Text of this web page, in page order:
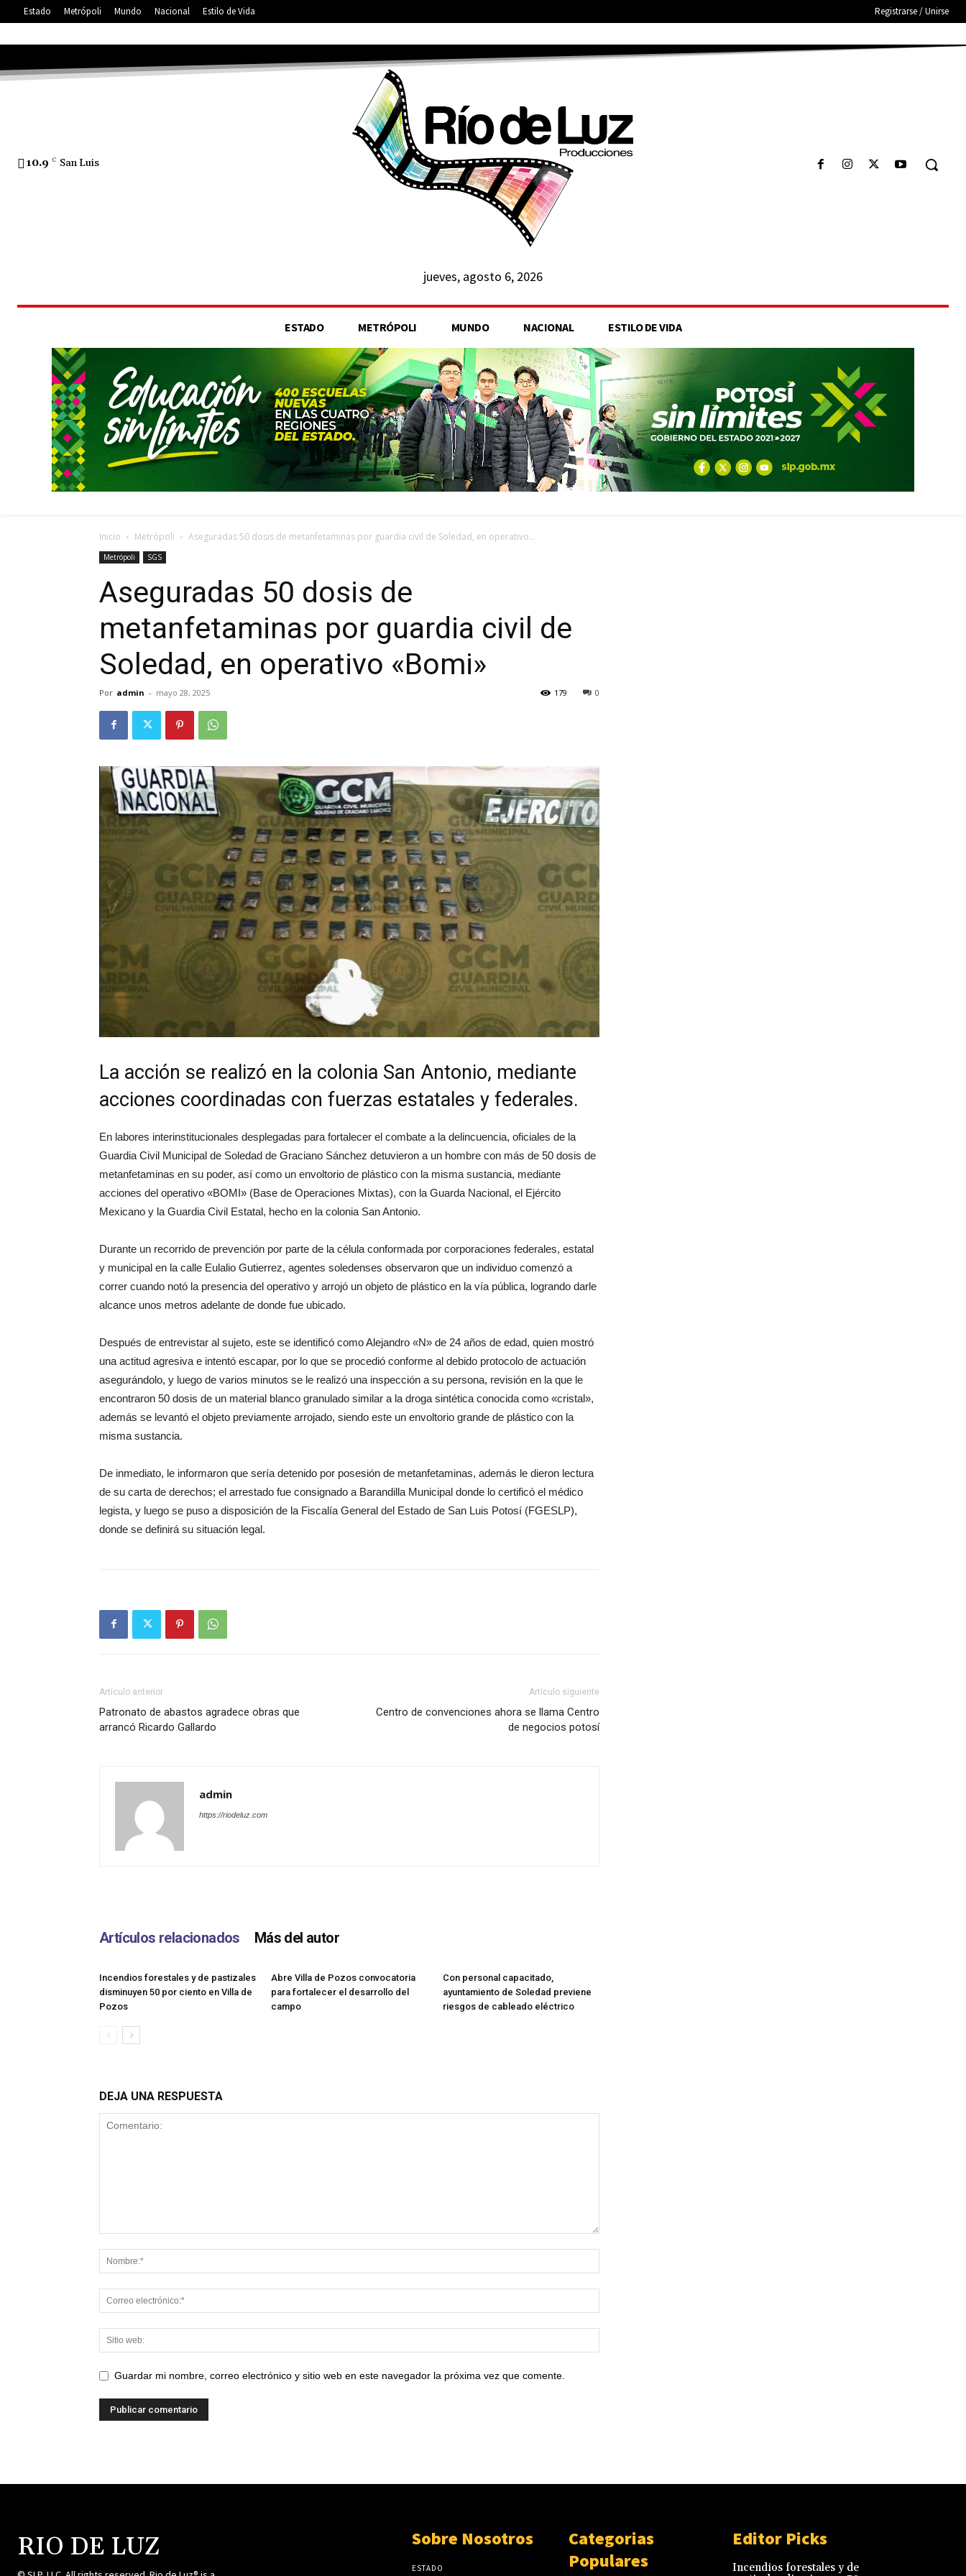
Estado Metrópoli Mundo Nacional Estilo de Vida Registrarse / Unirse
10.9 C San Luis
jueves, agosto 6, 2026
ESTADO METRÓPOLI MUNDO NACIONAL ESTILO DE VIDA
Inicio Metrópoli Aseguradas 50 dosis de metanfetaminas por guardia civil de Soledad, en operativo...
Metrópoli SGS
Aseguradas 50 dosis de
metanfetaminas por guardia civil de
Soledad, en operativo «Bomi»
Por admin - mayo 28, 2025 0
179
La acción se realizó en la colonia San Antonio, mediante
acciones coordinadas con fuerzas estatales y federales.
En labores interinstitucionales desplegadas para fortalecer el combate a la delincuencia, oficiales de la
Guardia Civil Municipal de Soledad de Graciano Sánchez detuvieron a un hombre con más de 50 dosis de
metanfetaminas en su poder, así como un envoltorio de plástico con la misma sustancia, mediante
acciones del operativo «BOMI» (Base de Operaciones Mixtas), con la Guarda Nacional, el Ejército
Mexicano y la Guardia Civil Estatal, hecho en la colonia San Antonio.
Durante un recorrido de prevención por parte de la célula conformada por corporaciones federales, estatal
y municipal en la calle Eulalio Gutierrez, agentes soledenses observaron que un individuo comenzó a
correr cuando notó la presencia del operativo y arrojó un objeto de plástico en la vía pública, logrando darle
alcance unos metros adelante de donde fue ubicado.
Después de entrevistar al sujeto, este se identificó como Alejandro «N» de 24 años de edad, quien mostró
una actitud agresiva e intentó escapar, por lo que se procedió conforme al debido protocolo de actuación
asegurándolo, y luego de varios minutos se le realizó una inspección a su persona, revisión en la que le
encontraron 50 dosis de un material blanco granulado similar a la droga sintética conocida como «cristal»,
además se levantó el objeto previamente arrojado, siendo este un envoltorio grande de plástico con la
misma sustancia.
De inmediato, le informaron que sería detenido por posesión de metanfetaminas, además le dieron lectura
de su carta de derechos; el arrestado fue consignado a Barandilla Municipal donde lo certificó el médico
legista, y luego se puso a disposición de la Fiscalía General del Estado de San Luis Potosí (FGESLP),
donde se definirá su situación legal.
Artículo anterior
Patronato de abastos agradece obras que
arrancó Ricardo Gallardo
Artículo siguiente
Centro de convenciones ahora se llama Centro
de negocios potosí
admin
https://riodeluz.com
Artículos relacionados Más del autor
Incendios forestales y de pastizales
disminuyen 50 por ciento en Villa de
Pozos
Abre Villa de Pozos convocatoria
para fortalecer el desarrollo del
campo
Con personal capacitado,
ayuntamiento de Soledad previene
riesgos de cableado eléctrico
DEJA UNA RESPUESTA
Guardar mi nombre, correo electrónico y sitio web en este navegador la próxima vez que comente.
RIO DE LUZ Sobre Nosotros
ESTADO
Categorias
Populares
Editor Picks
Incendios forestales y de